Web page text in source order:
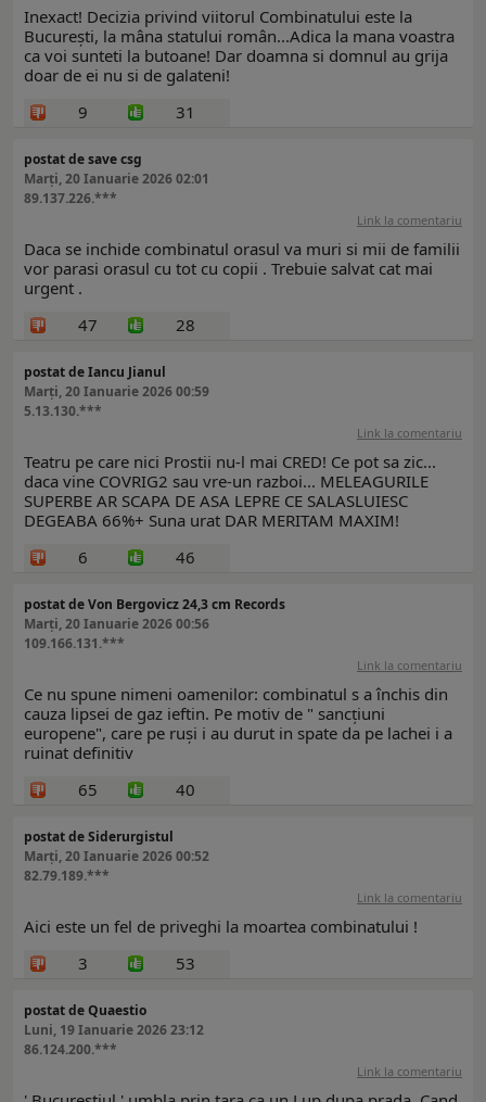
Inexact! Decizia privind viitorul Combinatului este la
București, la mâna statului român...Adica la mana voastra
ca voi sunteti la butoane! Dar doamna si domnul au grija
doar de ei nu si de galateni!
9
31
postat de save csg
Marți, 20 Ianuarie 2026 02:01
89.137.226.***
Link la comentariu
Daca se inchide combinatul orasul va muri si mii de familii
vor parasi orasul cu tot cu copii . Trebuie salvat cat mai
urgent .
47
28
postat de Iancu Jianul
Marți, 20 Ianuarie 2026 00:59
5.13.130.***
Link la comentariu
Teatru pe care nici Prostii nu-l mai CRED! Ce pot sa zic...
daca vine COVRIG2 sau vre-un razboi... MELEAGURILE
SUPERBE AR SCAPA DE ASA LEPRE CE SALASLUIESC
DEGEABA 66%+ Suna urat DAR MERITAM MAXIM!
6
46
postat de Von Bergovicz 24,3 cm Records
Marți, 20 Ianuarie 2026 00:56
109.166.131.***
Link la comentariu
Ce nu spune nimeni oamenilor: combinatul s a închis din
cauza lipsei de gaz ieftin. Pe motiv de " sancțiuni
europene", care pe ruși i au durut in spate da pe lachei i a
ruinat definitiv
65
40
postat de Siderurgistul
Marți, 20 Ianuarie 2026 00:52
82.79.189.***
Link la comentariu
Aici este un fel de priveghi la moartea combinatului !
3
53
postat de Quaestio
Luni, 19 Ianuarie 2026 23:12
86.124.200.***
Link la comentariu